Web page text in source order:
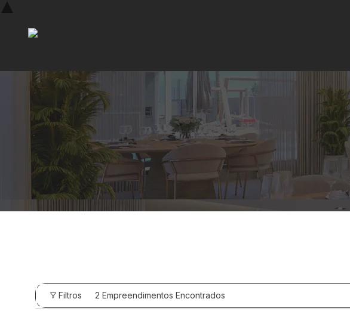
Filtros 2 Empreendimentos Encontrados